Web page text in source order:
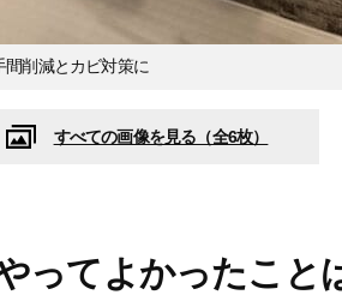
間削減とカビ対策に
すべての画像を見る（全6枚）
ってよかったこと